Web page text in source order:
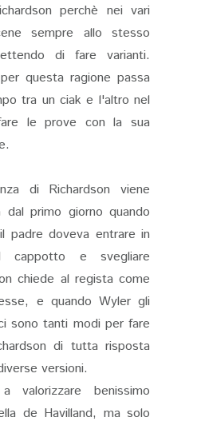
perchè nei vari
sempre allo stesso
di fare varianti.
questa ragione passa
tra un ciak e l'altro nel
le prove con la sua
di Richardson viene
primo giorno quando
padre doveva entrare in
cappotto e svegliare
chiede al regista come
e quando Wyler gli
sono tanti modi per fare
di tutta risposta
versioni.
valorizzare benissimo
de Havilland, ma solo